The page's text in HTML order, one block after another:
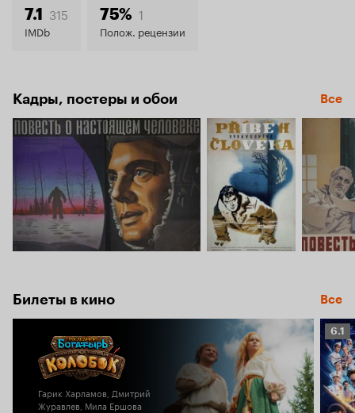
8.1
7.1 315
IMDb
75% 1
Полож. рецензии
Кадры, постеры и обои Все
Билеты в кино Все
Гарик Харламов, Дмитрий
Журавлев, Мила Ершова
6.1
6.1